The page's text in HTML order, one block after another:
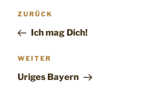
Beitragsnavigation
Vorheriger
Beitrag
ZURÜCK
Ich mag Dich!
Nächster
Beitrag
WEITER
Uriges Bayern